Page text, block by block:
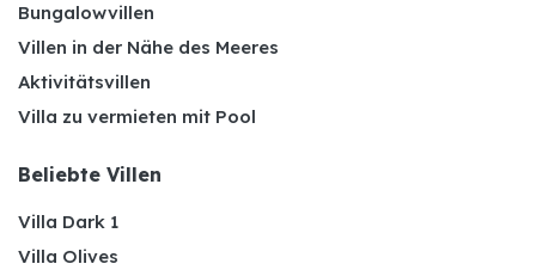
Bungalowvillen
Villen in der Nähe des Meeres
Aktivitätsvillen
Villa zu vermieten mit Pool
Beliebte Villen
Villa Dark 1
Villa Olives